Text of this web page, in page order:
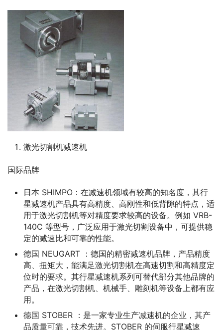
激光切割机减速机
国际品牌
日本 SHIMPO：在减速机领域有较高的知名度，其行
星减速机产品具有高精度、高刚性和低背隙的特点，适
用于激光切割机等对精度要求较高的设备。例如 VRB-
140C 等型号，广泛应用于激光切割设备中，可提供稳
定的减速比和可靠的性能。
德国 NEUGART ：德国的精密减速机品牌，产品精度
高、扭矩大，能满足激光切割机在高速切割和高精度定
位时的要求。其行星减速机系列可替代部分其他品牌的
产品，在激光切割机、机械手、雕刻机等设备上都有应
用。
德国 STOBER ：是一家专业生产减速机的企业，其产
品质量可靠，技术先进。STOBER 的伺服行星减速